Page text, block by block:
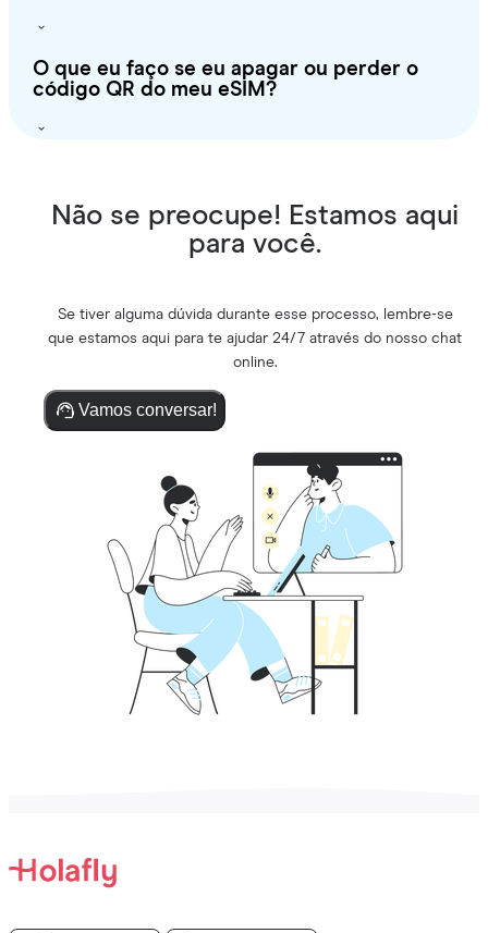
O que eu faço se eu apagar ou perder o
código QR do meu eSIM?
Não se preocupe! Estamos aqui
para você.
Se tiver alguma dúvida durante esse processo, lembre-se
que estamos aqui para te ajudar 24/7 através do nosso chat
online.
Vamos conversar!